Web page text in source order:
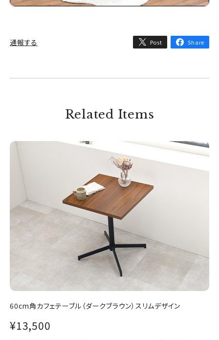
通報する Post Share
Related Items
60cm角カフェテーブル（ダークブラウン）スリムデザイン
¥13,500